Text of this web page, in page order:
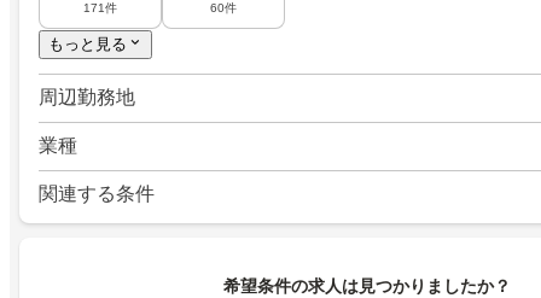
171件 60件
もっと見る
周辺勤務地
業種
関連する条件
希望条件の求人は見つかりましたか？